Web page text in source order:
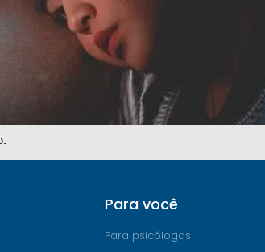
Para você
Para psicólogas